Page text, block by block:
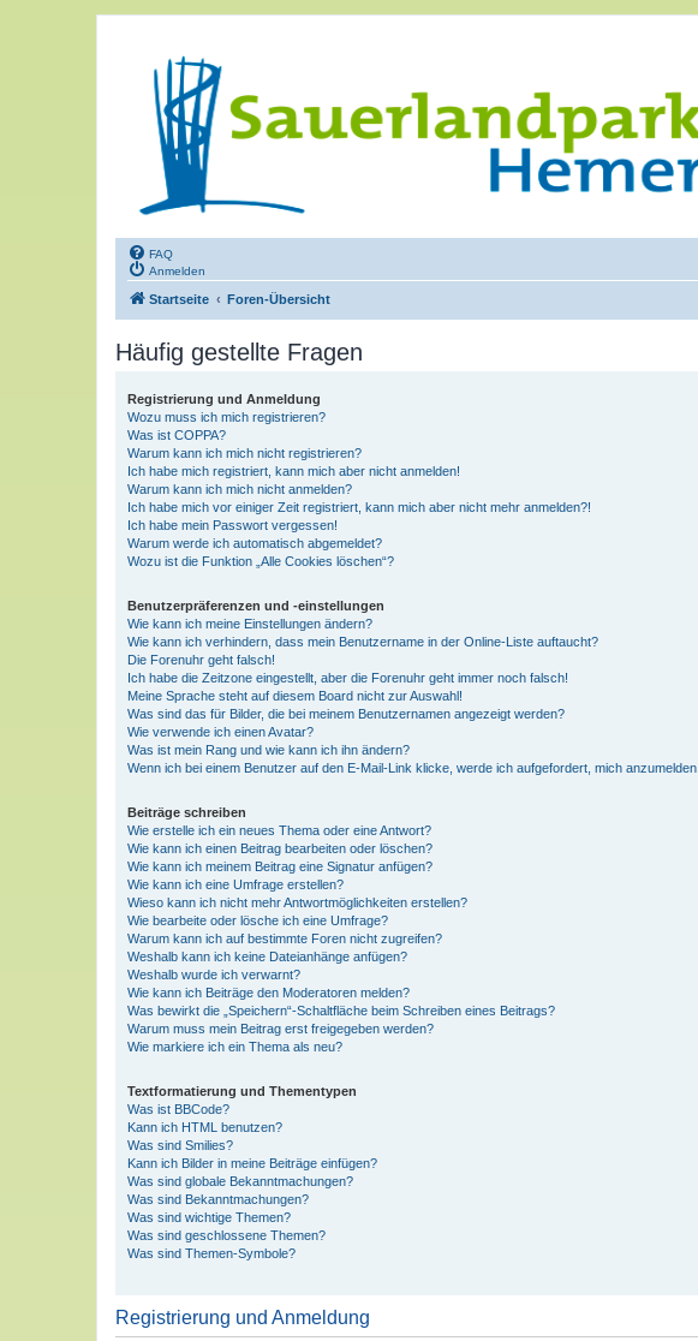
FAQ
Anmelden
Startseite Foren-Übersicht
Häufig gestellte Fragen
Registrierung und Anmeldung
Wozu muss ich mich registrieren?
Was ist COPPA?
Warum kann ich mich nicht registrieren?
Ich habe mich registriert, kann mich aber nicht anmelden!
Warum kann ich mich nicht anmelden?
Ich habe mich vor einiger Zeit registriert, kann mich aber nicht mehr anmelden?!
Ich habe mein Passwort vergessen!
Warum werde ich automatisch abgemeldet?
Wozu ist die Funktion „Alle Cookies löschen“?
Benutzerpräferenzen und -einstellungen
Wie kann ich meine Einstellungen ändern?
Wie kann ich verhindern, dass mein Benutzername in der Online-Liste auftaucht?
Die Forenuhr geht falsch!
Ich habe die Zeitzone eingestellt, aber die Forenuhr geht immer noch falsch!
Meine Sprache steht auf diesem Board nicht zur Auswahl!
Was sind das für Bilder, die bei meinem Benutzernamen angezeigt werden?
Wie verwende ich einen Avatar?
Was ist mein Rang und wie kann ich ihn ändern?
Wenn ich bei einem Benutzer auf den E-Mail-Link klicke, werde ich aufgefordert, mich anzumelden.
Beiträge schreiben
Wie erstelle ich ein neues Thema oder eine Antwort?
Wie kann ich einen Beitrag bearbeiten oder löschen?
Wie kann ich meinem Beitrag eine Signatur anfügen?
Wie kann ich eine Umfrage erstellen?
Wieso kann ich nicht mehr Antwortmöglichkeiten erstellen?
Wie bearbeite oder lösche ich eine Umfrage?
Warum kann ich auf bestimmte Foren nicht zugreifen?
Weshalb kann ich keine Dateianhänge anfügen?
Weshalb wurde ich verwarnt?
Wie kann ich Beiträge den Moderatoren melden?
Was bewirkt die „Speichern“-Schaltfläche beim Schreiben eines Beitrags?
Warum muss mein Beitrag erst freigegeben werden?
Wie markiere ich ein Thema als neu?
Textformatierung und Thementypen
Was ist BBCode?
Kann ich HTML benutzen?
Was sind Smilies?
Kann ich Bilder in meine Beiträge einfügen?
Was sind globale Bekanntmachungen?
Was sind Bekanntmachungen?
Was sind wichtige Themen?
Was sind geschlossene Themen?
Was sind Themen-Symbole?
Registrierung und Anmeldung